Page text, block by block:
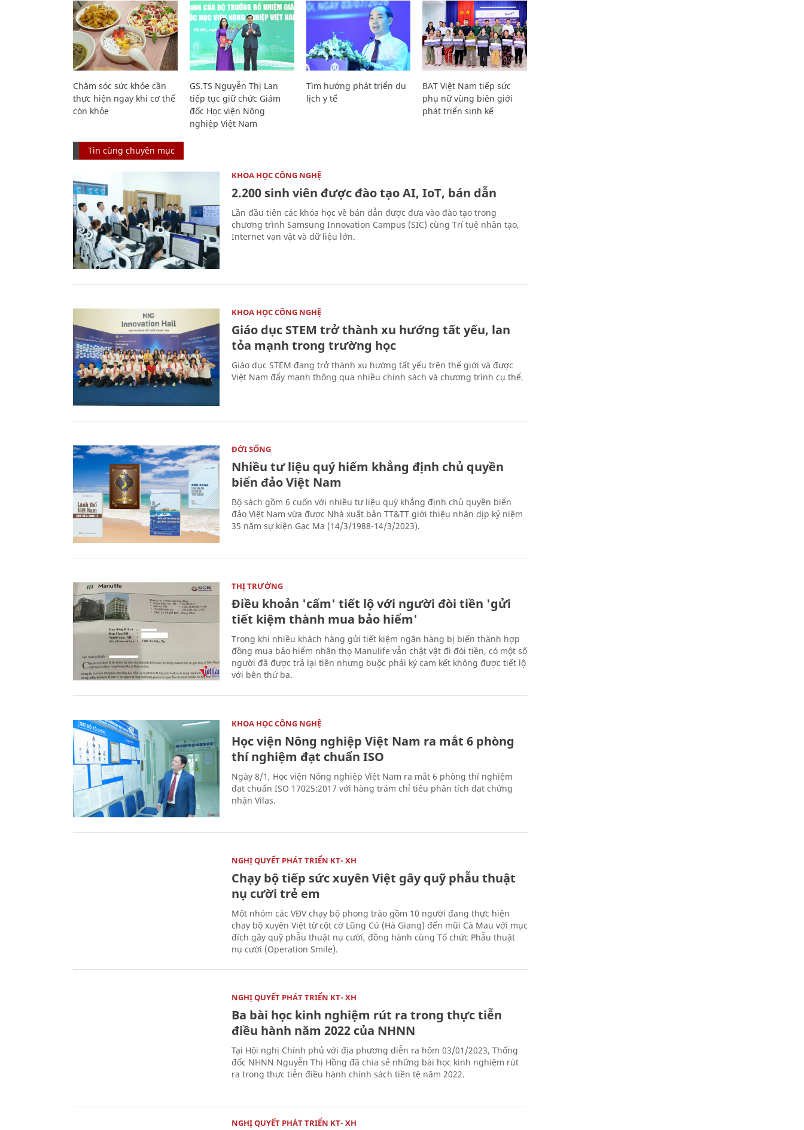
Chăm sóc sức khỏe cần
thực hiện ngay khi cơ thể
còn khỏe
GS.TS Nguyễn Thị Lan
tiếp tục giữ chức Giám
đốc Học viện Nông
nghiệp Việt Nam
Tìm hướng phát triển du
lịch y tế
BAT Việt Nam tiếp sức
phụ nữ vùng biên giới
phát triển sinh kế
Tin cùng chuyên mục
KHOA HỌC CÔNG NGHỆ
2.200 sinh viên được đào tạo AI, IoT, bán dẫn
Lần đầu tiên các khóa học về bán dẫn được đưa vào đào tạo trong
chương trình Samsung Innovation Campus (SIC) cùng Trí tuệ nhân tạo,
Internet vạn vật và dữ liệu lớn.
KHOA HỌC CÔNG NGHỆ
Giáo dục STEM trở thành xu hướng tất yếu, lan
tỏa mạnh trong trường học
Giáo dục STEM đang trở thành xu hướng tất yếu trên thế giới và được
Việt Nam đẩy mạnh thông qua nhiều chính sách và chương trình cụ thể.
ĐỜI SỐNG
Nhiều tư liệu quý hiếm khẳng định chủ quyền
biển đảo Việt Nam
Bộ sách gồm 6 cuốn với nhiều tư liệu quý khẳng định chủ quyền biển
đảo Việt Nam vừa được Nhà xuất bản TT&TT giới thiệu nhân dịp kỷ niệm
35 năm sự kiện Gạc Ma (14/3/1988-14/3/2023).
THỊ TRƯỜNG
Điều khoản 'cấm' tiết lộ với người đòi tiền 'gửi
tiết kiệm thành mua bảo hiểm'
Trong khi nhiều khách hàng gửi tiết kiệm ngân hàng bị biến thành hợp
đồng mua bảo hiểm nhân thọ Manulife vẫn chật vật đi đòi tiền, có một số
người đã được trả lại tiền nhưng buộc phải ký cam kết không được tiết lộ
với bên thứ ba.
KHOA HỌC CÔNG NGHỆ
Học viện Nông nghiệp Việt Nam ra mắt 6 phòng
thí nghiệm đạt chuẩn ISO
Ngày 8/1, Học viện Nông nghiệp Việt Nam ra mắt 6 phòng thí nghiệm
đạt chuẩn ISO 17025:2017 với hàng trăm chỉ tiêu phân tích đạt chứng
nhận Vilas.
NGHỊ QUYẾT PHÁT TRIỂN KT- XH
Chạy bộ tiếp sức xuyên Việt gây quỹ phẫu thuật
nụ cười trẻ em
Một nhóm các VĐV chạy bộ phong trào gồm 10 người đang thực hiện
chạy bộ xuyên Việt từ cột cờ Lũng Cú (Hà Giang) đến mũi Cà Mau với mục
đích gây quỹ phẫu thuật nụ cười, đồng hành cùng Tổ chức Phẫu thuật
nụ cười (Operation Smile).
NGHỊ QUYẾT PHÁT TRIỂN KT- XH
Ba bài học kinh nghiệm rút ra trong thực tiễn
điều hành năm 2022 của NHNN
Tại Hội nghị Chính phủ với địa phương diễn ra hôm 03/01/2023, Thống
đốc NHNN Nguyễn Thị Hồng đã chia sẻ những bài học kinh nghiệm rút
ra trong thực tiễn điều hành chính sách tiền tệ năm 2022.
NGHỊ QUYẾT PHÁT TRIỂN KT- XH